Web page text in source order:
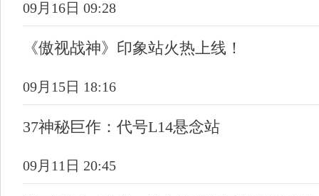
09月16日 09:28
《傲视战神》印象站火热上线！
09月15日 18:16
37神秘巨作：代号L14悬念站
09月11日 20:45